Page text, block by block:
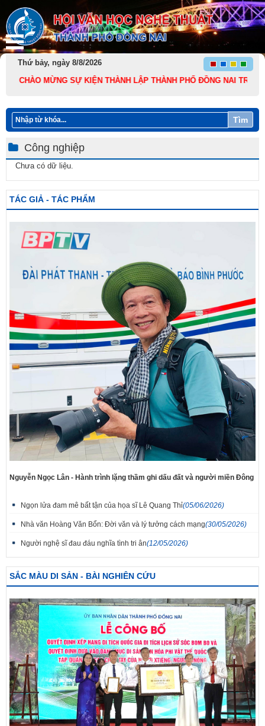
Thứ bảy, ngày 8/8/2026
CHÀO MỪNG SỰ KIỆN THÀNH LẬP THÀNH PHỐ ĐỒNG NAI TRỰC
Tìm
Công nghiệp
Chưa có dữ liệu.
TÁC GIẢ - TÁC PHẨM
Nguyễn Ngọc Lân - Hành trình lặng thầm ghi dấu đất và người miền Đông
Ngọn lửa đam mê bất tận của họa sĩ Lê Quang Thỉ(05/06/2026)
Nhà văn Hoàng Văn Bổn: Đời văn và lý tưởng cách mạng(30/05/2026)
Người nghệ sĩ đau đáu nghĩa tình tri ân(12/05/2026)
SẮC MÀU DI SẢN - BÀI NGHIÊN CỨU